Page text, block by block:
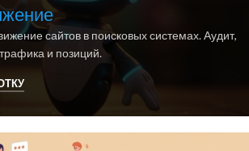
сайтов в поисковых системах. Аудит,
и позиций.